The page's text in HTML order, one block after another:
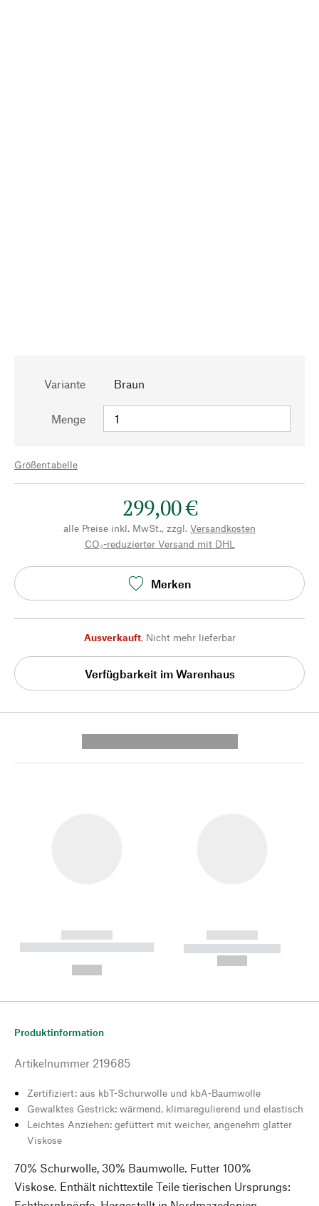
Variante Braun
Menge
Größentabelle
299,00 €
alle Preise inkl. MwSt., zzgl. Versandkosten
CO₂-reduzierter Versand mit DHL
Merken
Ausverkauft, Nicht mehr lieferbar
Verfügbarkeit im Warenhaus
------------
----------- ----------- --------
------------
----------- -----------
Produktinformation
Artikelnummer 219685
Zertifiziert: aus kbT-Schurwolle und kbA-Baumwolle
Gewalktes Gestrick: wärmend, klimaregulierend und elastisch
Leichtes Anziehen: gefüttert mit weicher, angenehm glatter
Viskose
70% Schurwolle, 30% Baumwolle. Futter 100%
Viskose. Enthält nichttextile Teile tierischen Ursprungs: